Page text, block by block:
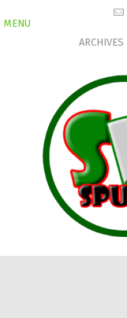
ARCHIVES
MENU